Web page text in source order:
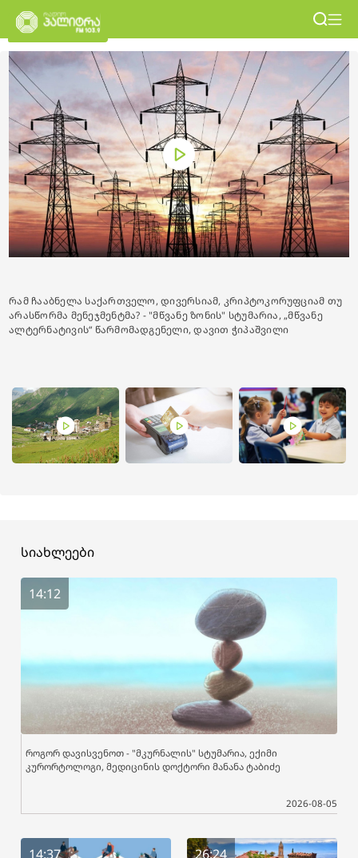
რამ ჩააბნელა საქართველო, დივერსიამ, კრიპტოკორუფციამ თუ
არასწორმა მენეჯმენტმა? - "მწვანე ზონის" სტუმარია, „მწვანე
ალტერნატივის“ წარმომადგენელი, დავით ჭიპაშვილი
სიახლეები
14:12
როგორ დავისვენოთ - "მკურნალის" სტუმარია, ექიმი
კურორტოლოგი, მედიცინის დოქტორი მანანა ტაბიძე
2026-08-05
14:37 26:24